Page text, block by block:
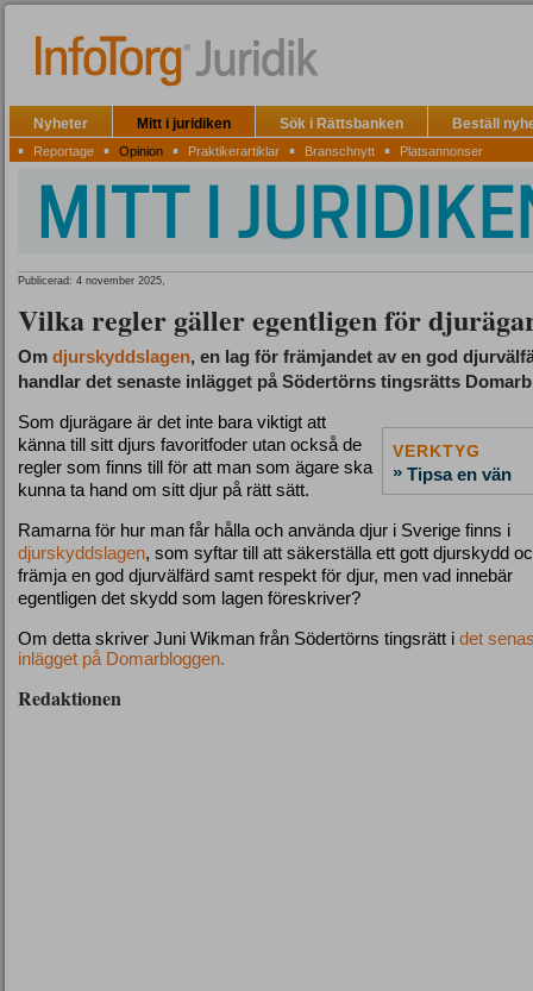
Nyheter Mitt i juridiken Sök i Rättsbanken Beställ
▪ Reportage ▪ Opinion ▪ Praktikerartiklar ▪ Branschnytt ▪ Platsannonser
Publicerad: 4 november 2025,
Vilka regler gäller egentligen för
Om djurskyddslagen, en lag för främjandet av en god
handlar det senaste inlägget på Södertörns tingsrätts
VERKTYG
» Tipsa en vän
Som djurägare är det inte bara viktigt att
känna till sitt djurs favoritfoder utan också de
regler som finns till för att man som ägare ska
kunna ta hand om sitt djur på rätt sätt.
Ramarna för hur man får hålla och använda djur i Sverige finns i
djurskyddslagen, som syftar till att säkerställa ett gott djurskydd
främja en god djurvälfärd samt respekt för djur, men vad innebär
egentligen det skydd som lagen föreskriver?
Om detta skriver Juni Wikman från Södertörns tingsrätt i det
inlägget på Domarbloggen.
Redaktionen